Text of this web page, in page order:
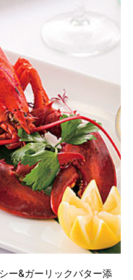
ー&ガーリックバター添